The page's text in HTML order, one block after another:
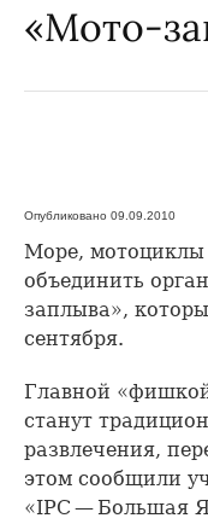
«Мото-
Опубликовано 09.09.2010
Море,
объединить
заплыва»,
сентября.
Главной
станут
развлечения,
этом сообщили
«IPC — Большая